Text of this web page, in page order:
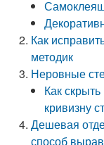
Как
методик
Неровные
Как
кривизну
Дешевая
способ